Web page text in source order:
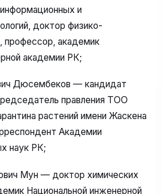
и
доктор физико-
профессор, академик
академии РК;
Дюсембеков — кандидат
правления ТОО
растений имени Жаскена
Академии
наук РК;
Мун — доктор химических
Национальной инженерной